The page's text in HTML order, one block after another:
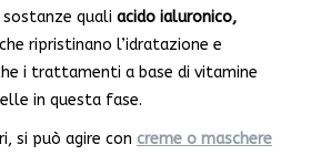
quali acido ialuronico,
ripristinano l’idratazione e
i trattamenti a base di vitamine
in questa fase.
si può agire con creme o maschere